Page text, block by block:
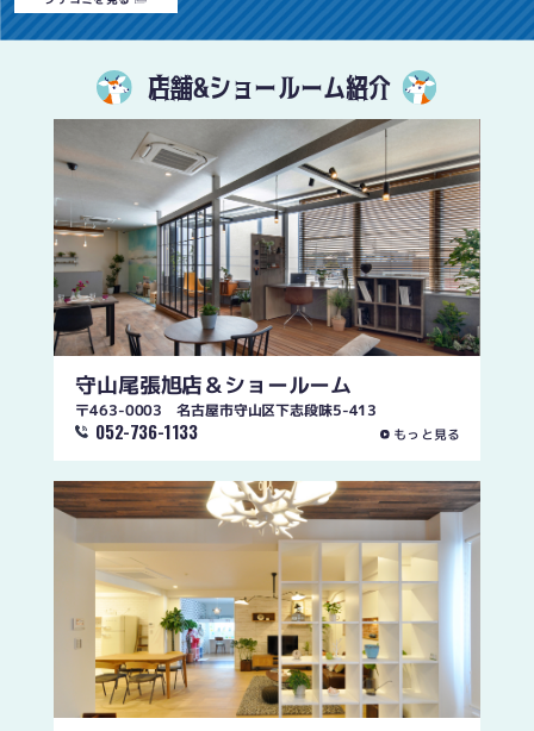
店舗&ショールーム紹介
守山尾張旭店＆ショールーム
〒463-0003 名古屋市守山区下志段味5-413
052-736-1133 もっと見る